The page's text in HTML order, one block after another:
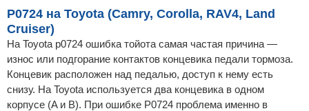
P0724 на Toyota (Camry, Corolla, RAV4, Land
Cruiser)
На Toyota p0724 ошибка тойота самая частая причина —
износ или подгорание контактов концевика педали тормоза.
Концевик расположен над педалью, доступ к нему есть
снизу. На Toyota используется два концевика в одном
корпусе (A и B). При ошибке P0724 проблема именно в